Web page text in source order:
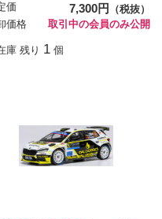
価 7,300円
（税抜）
価格
取引中の会員のみ公開
庫 残り 1 個